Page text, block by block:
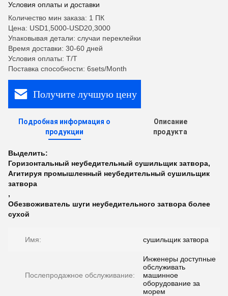
Условия оплаты и доставки
Количество мин заказа: 1 ПК
Цена: USD1,5000-USD20,3000
Упаковывая детали: случаи переклейки
Время доставки: 30-60 дней
Условия оплаты: T/T
Поставка способности: 6sets/Month
Получите лучшую цену
Подробная информация о
продукции
Описание
продукта
Выделить:
Горизонтальный неубедительный сушильщик затвора,
Агитируя промышленный неубедительный сушильщик
затвора
,
Обезвоживатель шуги неубедительного затвора более
сухой
Имя: сушильщик затвора
Послепродажное обслуживание:
Инженеры доступные
обслуживать
машинное
оборудование за
морем